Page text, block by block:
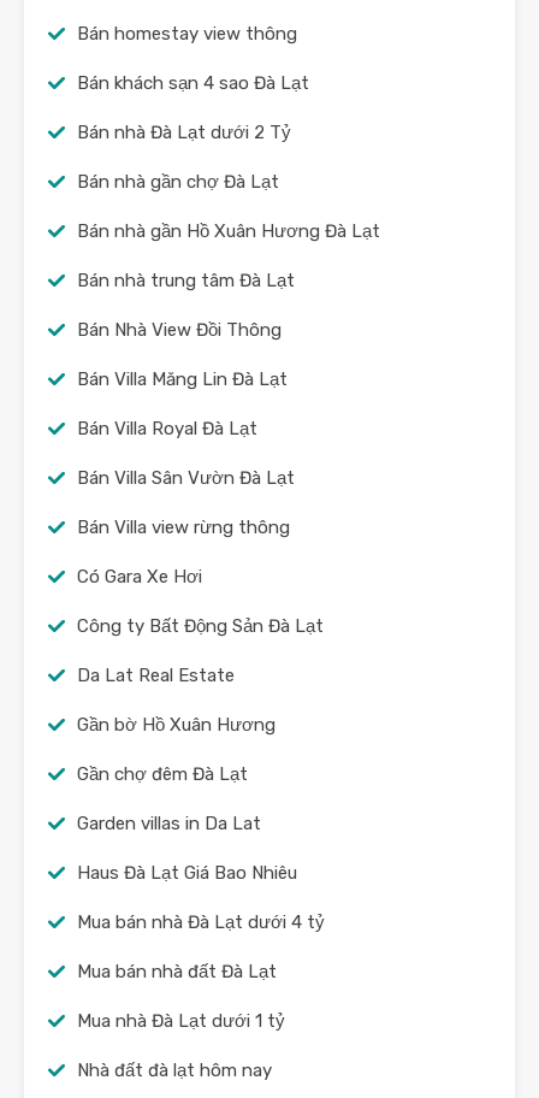
Bán homestay view thông
Bán khách sạn 4 sao Đà Lạt
Bán nhà Đà Lạt dưới 2 Tỷ
Bán nhà gần chợ Đà Lạt
Bán nhà gần Hồ Xuân Hương Đà Lạt
Bán nhà trung tâm Đà Lạt
Bán Nhà View Đồi Thông
Bán Villa Măng Lin Đà Lạt
Bán Villa Royal Đà Lạt
Bán Villa Sân Vườn Đà Lạt
Bán Villa view rừng thông
Có Gara Xe Hơi
Công ty Bất Động Sản Đà Lạt
Da Lat Real Estate
Gần bờ Hồ Xuân Hương
Gần chợ đêm Đà Lạt
Garden villas in Da Lat
Haus Đà Lạt Giá Bao Nhiêu
Mua bán nhà Đà Lạt dưới 4 tỷ
Mua bán nhà đất Đà Lạt
Mua nhà Đà Lạt dưới 1 tỷ
Nhà đất đà lạt hôm nay